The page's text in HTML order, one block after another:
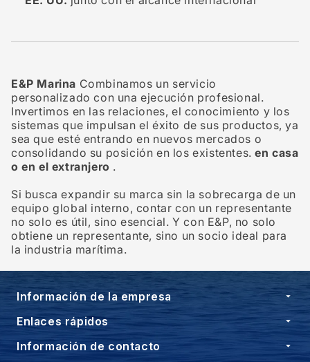
E&P Marina Combinamos un servicio
personalizado con una ejecución profesional.
Invertimos en las relaciones, el conocimiento y los
sistemas que impulsan el éxito de sus productos, ya
sea que esté entrando en nuevos mercados o
consolidando su posición en los existentes. en casa
o en el extranjero .
Si busca expandir su marca sin la sobrecarga de un
equipo global interno, contar con un representante
no solo es útil, sino esencial. Y con E&P, no solo
obtiene un representante, sino un socio ideal para
la industria marítima.
Información de la empresa
Enlaces rápidos
Información de contacto